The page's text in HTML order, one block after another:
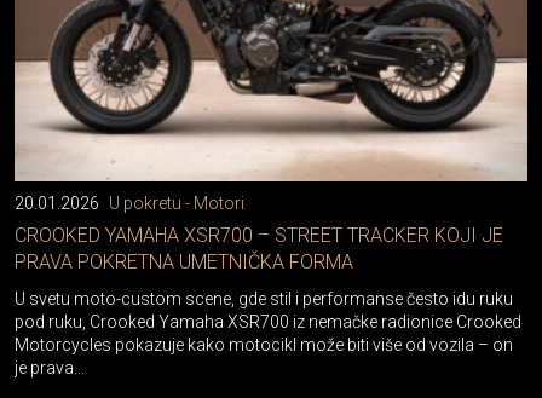
20.01.2026 U pokretu - Motori
CROOKED YAMAHA XSR700 – STREET TRACKER KOJI JE
PRAVA POKRETNA UMETNIČKA FORMA
U svetu moto-custom scene, gde stil i performanse često idu ruku
pod ruku, Crooked Yamaha XSR700 iz nemačke radionice Crooked
Motorcycles pokazuje kako motocikl može biti više od vozila – on
je prava...